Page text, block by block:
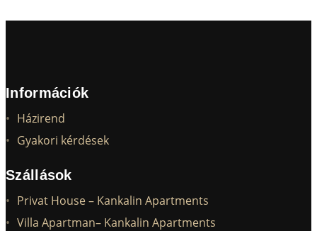
Információk
Házirend
Gyakori kérdések
Szállások
Privat House – Kankalin Apartments
Villa Apartman– Kankalin Apartments